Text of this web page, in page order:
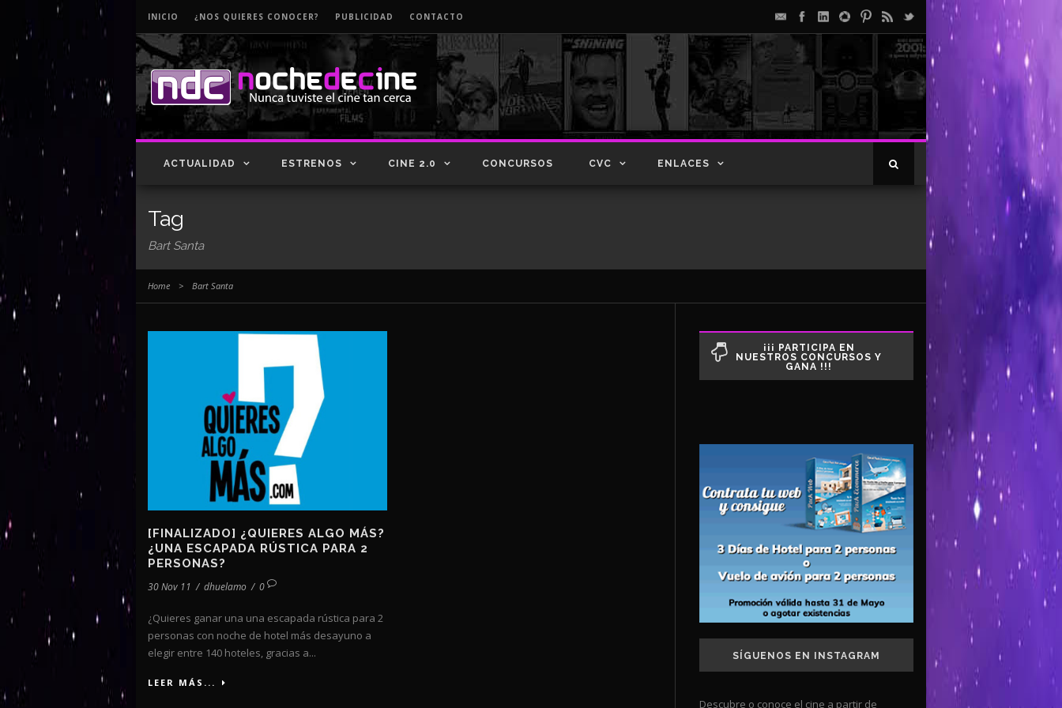
INICIO ¿NOS QUIERES CONOCER? PUBLICIDAD CONTACTO
ACTUALIDAD ESTRENOS CINE 2.0 CONCURSOS CVC ENLACES
Tag
Bart Santa
Home > Bart Santa
[FINALIZADO] ¿QUIERES ALGO MÁS?
¿UNA ESCAPADA RÚSTICA PARA 2
PERSONAS?
30 Nov 11 / dhuelamo / 0
¿Quieres ganar una una escapada rústica para 2
personas con noche de hotel más desayuno a
elegir entre 140 hoteles, gracias a...
LEER MÁS...
¡¡¡ PARTICIPA EN
NUESTROS CONCURSOS Y
GANA !!!
SÍGUENOS EN INSTAGRAM
Descubre o conoce el cine a partir de